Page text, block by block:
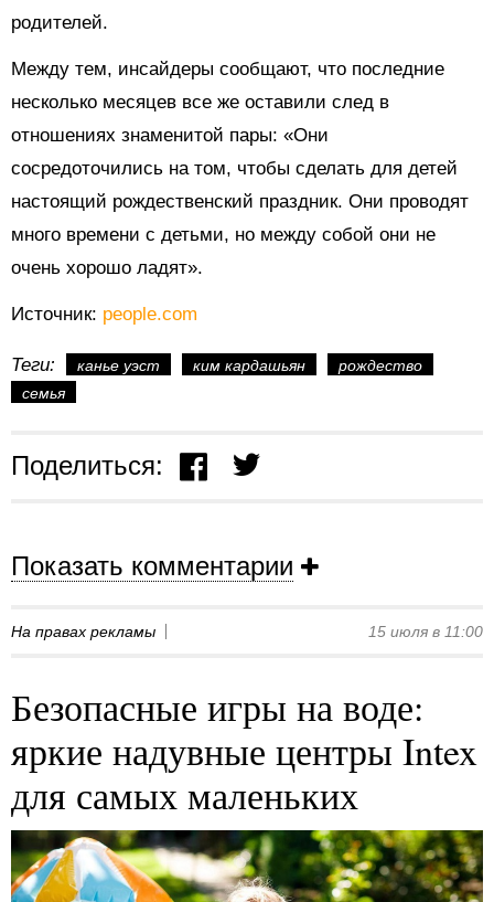
родителей.
Между тем, инсайдеры сообщают, что последние
несколько месяцев все же оставили след в
отношениях знаменитой пары: «Они
сосредоточились на том, чтобы сделать для детей
настоящий рождественский праздник. Они проводят
много времени с детьми, но между собой они не
очень хорошо ладят».
Источник: people.com
Теги: канье уэст ким кардашьян
рождество
семья
Поделиться:
Показать комментарии
На правах рекламы 15 июля в 11:00
Безопасные игры на воде:
яркие надувные центры Intex
для самых маленьких